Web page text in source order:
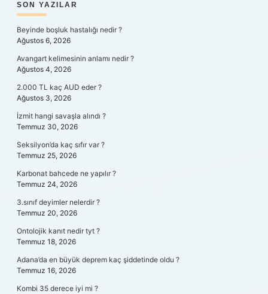
SIDEBAR
SON YAZILAR
Beyinde boşluk hastalığı nedir ?
Ağustos 6, 2026
Avangart kelimesinin anlamı nedir ?
Ağustos 4, 2026
2.000 TL kaç AUD eder ?
Ağustos 3, 2026
İzmit hangi savaşla alındı ?
Temmuz 30, 2026
Seksilyon’da kaç sıfır var ?
Temmuz 25, 2026
Karbonat bahcede ne yapılır ?
Temmuz 24, 2026
3.sınıf deyimler nelerdir ?
Temmuz 20, 2026
Ontolojik kanıt nedir tyt ?
Temmuz 18, 2026
Adana’da en büyük deprem kaç şiddetinde oldu ?
Temmuz 16, 2026
Kombi 35 derece iyi mi ?